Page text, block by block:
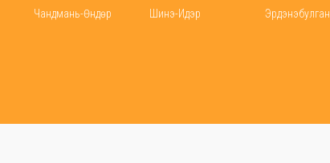
Чандмань-Өндөр Шинэ-Идэр Эрдэнэбулган